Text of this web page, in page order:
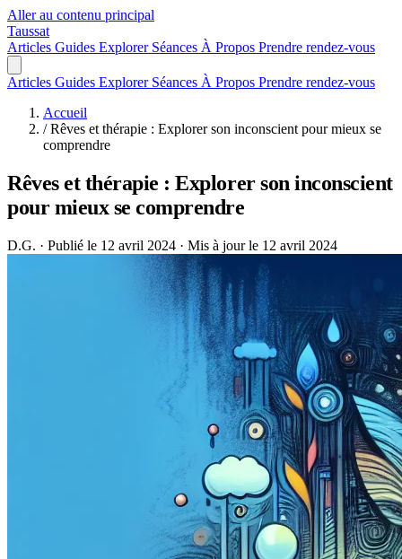
Aller au contenu principal
Taussat
Articles Guides Explorer Séances À Propos Prendre rendez-vous
Articles Guides Explorer Séances À Propos Prendre rendez-vous
Accueil
/ Rêves et thérapie : Explorer son inconscient pour mieux se
comprendre
Rêves et thérapie : Explorer son inconscient
pour mieux se comprendre
D.G. · Publié le 12 avril 2024 · Mis à jour le 12 avril 2024